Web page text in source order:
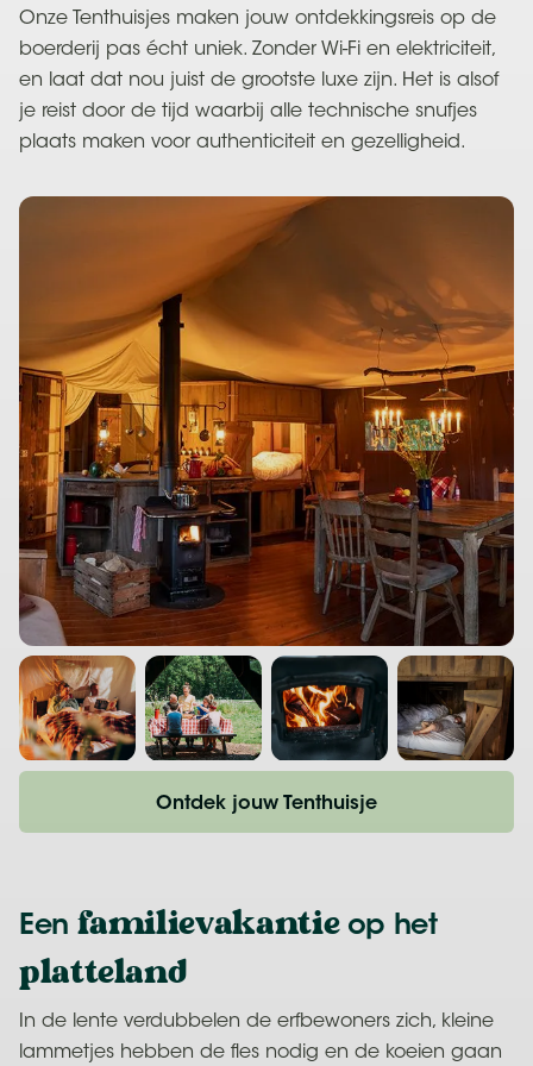
Onze Tenthuisjes maken jouw ontdekkingsreis op de
boerderij pas écht uniek. Zonder Wi-Fi en elektriciteit,
en laat dat nou juist de grootste luxe zijn. Het is alsof
je reist door de tijd waarbij alle technische snufjes
plaats maken voor authenticiteit en gezelligheid.
Ontdek jouw Tenthuisje
Een familievakantie op het
platteland
In de lente verdubbelen de erfbewoners zich, kleine
lammetjes hebben de fles nodig en de koeien gaan